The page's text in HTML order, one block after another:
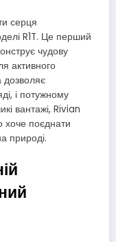
серця
R1T. Це перший
чудову
активного
дозволяє
і потужному
вантажі, Rivian
хоче поєднати
природі.